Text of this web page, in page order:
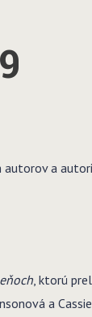
a
, ktorú
a